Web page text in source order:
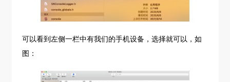
可以看到左侧一栏中有我们的手机设备，选择就可以，如
图：